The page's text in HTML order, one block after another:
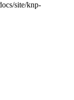
site/knp-